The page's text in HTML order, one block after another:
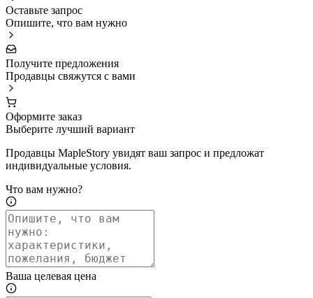
Оставьте запрос
Опишите, что вам нужно
Получите предложения
Продавцы свяжутся с вами
Оформите заказ
Выберите лучший вариант
Продавцы MapleStory увидят ваш запрос и предложат
индивидуальные условия.
Что вам нужно?
Ваша целевая цена